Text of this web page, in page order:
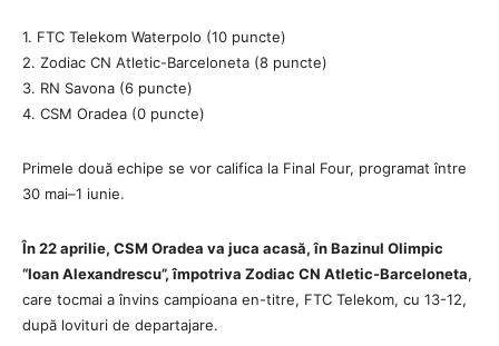
1. FTC Telekom Waterpolo (10 puncte)
2. Zodiac CN Atletic-Barceloneta (8 puncte)
3. RN Savona (6 puncte)
4. CSM Oradea (0 puncte)
Primele două echipe se vor califica la Final Four, programat între
30 mai–1 iunie.
În 22 aprilie, CSM Oradea va juca acasă, în Bazinul Olimpic
“Ioan Alexandrescu”, împotriva Zodiac CN Atletic-Barceloneta,
care tocmai a învins campioana en-titre, FTC Telekom, cu 13-12,
după lovituri de departajare.